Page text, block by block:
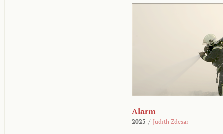
Alarm
2025 / Judith Zdesar